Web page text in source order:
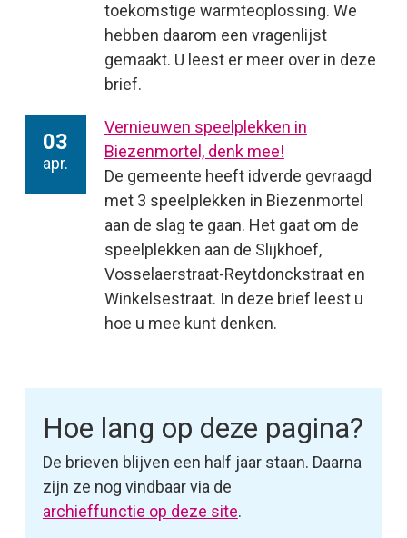
toekomstige warmteoplossing. We
hebben daarom een vragenlijst
gemaakt. U leest er meer over in deze
brief.
Vernieuwen speelplekken in
Biezenmortel, denk mee!
De gemeente heeft idverde gevraagd
met 3 speelplekken in Biezenmortel
aan de slag te gaan. Het gaat om de
speelplekken aan de Slijkhoef,
Vosselaerstraat-Reytdonckstraat en
Winkelsestraat. In deze brief leest u
hoe u mee kunt denken.
03
apr.
Hoe lang op deze pagina?
De brieven blijven een half jaar staan. Daarna
zijn ze nog vindbaar via de
archieffunctie op deze site.